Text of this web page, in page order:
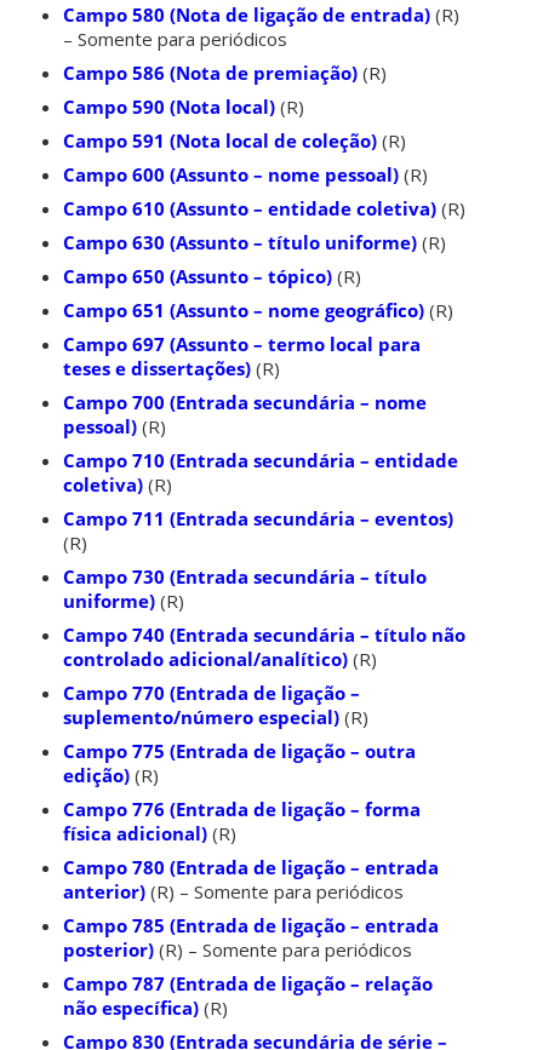
Campo 580 (Nota de ligação de entrada) (R)
– Somente para periódicos
Campo 586 (Nota de premiação) (R)
Campo 590 (Nota local) (R)
Campo 591 (Nota local de coleção) (R)
Campo 600 (Assunto – nome pessoal)(R)
Campo 610 (Assunto – entidade coletiva) (R)
Campo 630 (Assunto – título uniforme) (R)
Campo 650 (Assunto – tópico)(R)
Campo 651 (Assunto – nome geográfico)(R)
Campo 697 (Assunto – termo local para
teses e dissertações) (R)
Campo 700 (Entrada secundária – nome
pessoal) (R)
Campo 710 (Entrada secundária – entidade
coletiva) (R)
Campo 711 (Entrada secundária – eventos)
(R)
Campo 730 (Entrada secundária – título
uniforme) (R)
Campo 740 (Entrada secundária – título não
controlado adicional/analítico)(R)
Campo 770 (Entrada de ligação –
suplemento/número especial)(R)
Campo 775 (Entrada de ligação – outra
edição) (R)
Campo 776 (Entrada de ligação – forma
física adicional) (R)
Campo 780 (Entrada de ligação – entrada
anterior) (R) – Somente para periódicos
Campo 785 (Entrada de ligação – entrada
posterior) (R) – Somente para periódicos
Campo 787 (Entrada de ligação – relação
não específica) (R)
Campo 830 (Entrada secundária de série –